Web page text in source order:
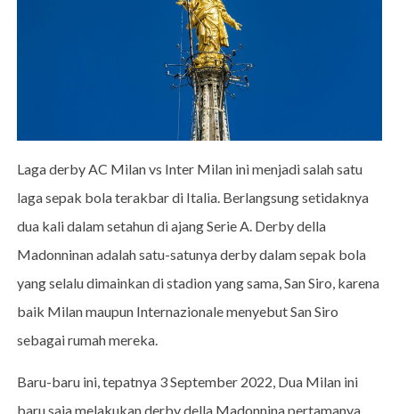
Laga derby AC Milan vs Inter Milan ini menjadi salah satu
laga sepak bola terakbar di Italia. Berlangsung setidaknya
dua kali dalam setahun di ajang Serie A. Derby della
Madonninan adalah satu-satunya derby dalam sepak bola
yang selalu dimainkan di stadion yang sama, San Siro, karena
baik Milan maupun Internazionale menyebut San Siro
sebagai rumah mereka.
Baru-baru ini, tepatnya 3 September 2022, Dua Milan ini
baru saja melakukan derby della Madonnina pertamanya.